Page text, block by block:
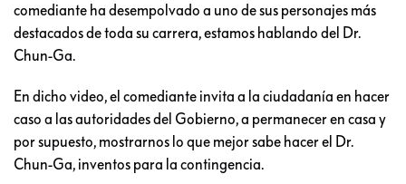
comediante ha desempolvado a uno de sus personajes más
destacados de toda su carrera, estamos hablando del Dr.
Chun-Ga.
En dicho video, el comediante invita a la ciudadanía en hacer
caso a las autoridades del Gobierno, a permanecer en casa y
por supuesto, mostrarnos lo que mejor sabe hacer el Dr.
Chun-Ga, inventos para la contingencia.